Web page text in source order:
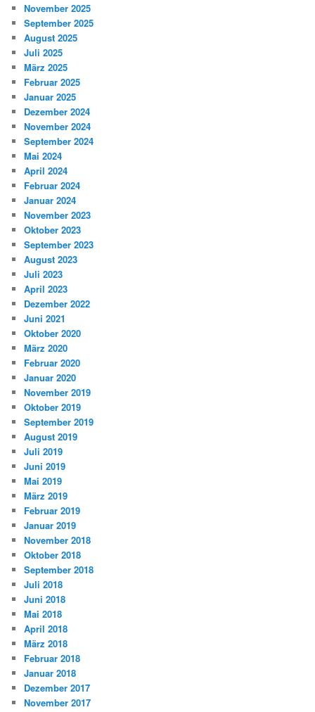
November 2025
September 2025
August 2025
Juli 2025
März 2025
Februar 2025
Januar 2025
Dezember 2024
November 2024
September 2024
Mai 2024
April 2024
Februar 2024
Januar 2024
November 2023
Oktober 2023
September 2023
August 2023
Juli 2023
April 2023
Dezember 2022
Juni 2021
Oktober 2020
März 2020
Februar 2020
Januar 2020
November 2019
Oktober 2019
September 2019
August 2019
Juli 2019
Juni 2019
Mai 2019
März 2019
Februar 2019
Januar 2019
November 2018
Oktober 2018
September 2018
Juli 2018
Juni 2018
Mai 2018
April 2018
März 2018
Februar 2018
Januar 2018
Dezember 2017
November 2017